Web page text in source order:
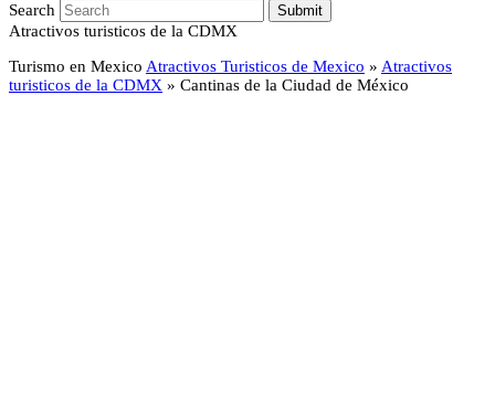
Search Submit
Atractivos turisticos de la CDMX
Turismo en Mexico Atractivos Turisticos de Mexico » Atractivos
turisticos de la CDMX » Cantinas de la Ciudad de México